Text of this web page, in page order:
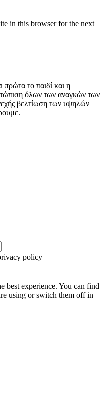
in this browser for the next
πρώτα το παιδί και η
όλων των αναγκών των
βελτίωση των υψηλών
policy
best experience. You can find
using or switch them off in